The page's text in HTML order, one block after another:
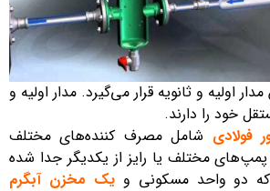
اولیه و ثانویه قرار می‌گیرد. مدار اولیه و
خود را دارند.
فولادی شامل مصرف کننده‌های مختلف
مختلف یا رایز از یکدیگر جدا شده
که دو واحد مسکونی ویک مخزن آبگرم